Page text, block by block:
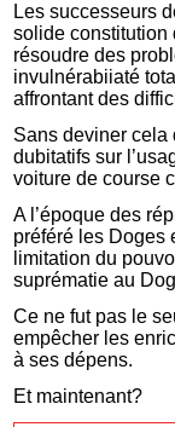
Les successeurs
solide constitution
résoudre des
invulnérabiiaté
affrontant des
Sans deviner cela
dubitatifs sur
voiture de course
A l’époque des
préféré les Doges
limitation du
suprématie au
Ce ne fut pas le
empêcher les
à ses dépens.
Et maintenant?